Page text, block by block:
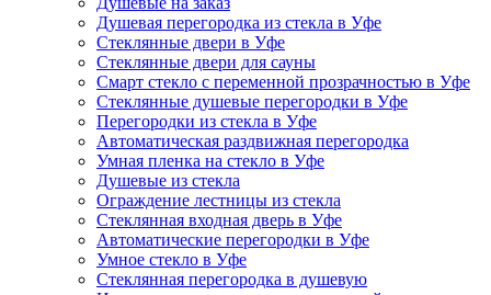
Душевая перегородка из стекла в Уфе
Стеклянные двери в Уфе
Стеклянные двери для сауны
Смарт стекло с переменной прозрачностью в Уфе
Стеклянные душевые перегородки в Уфе
Перегородки из стекла в Уфе
Автоматическая раздвижная перегородка
Умная пленка на стекло в Уфе
Душевые из стекла
Ограждение лестницы из стекла
Стеклянная входная дверь в Уфе
Автоматические перегородки в Уфе
Умное стекло в Уфе
Стеклянная перегородка в душевую